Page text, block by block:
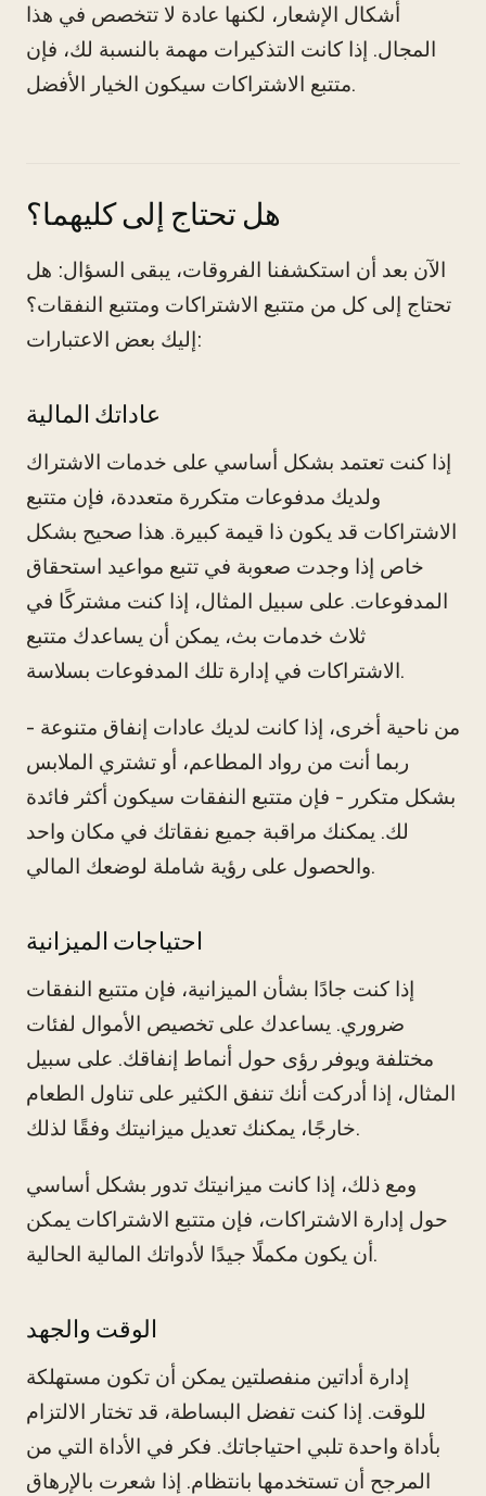
أشكال الإشعار، لكنها عادة لا تتخصص في هذا
المجال. إذا كانت التذكيرات مهمة بالنسبة لك، فإن
متتبع الاشتراكات سيكون الخيار الأفضل.
هل تحتاج إلى كليهما؟
الآن بعد أن استكشفنا الفروقات، يبقى السؤال: هل
تحتاج إلى كل من متتبع الاشتراكات ومتتبع النفقات؟
إليك بعض الاعتبارات:
عاداتك المالية
إذا كنت تعتمد بشكل أساسي على خدمات الاشتراك
ولديك مدفوعات متكررة متعددة، فإن متتبع
الاشتراكات قد يكون ذا قيمة كبيرة. هذا صحيح بشكل
خاص إذا وجدت صعوبة في تتبع مواعيد استحقاق
المدفوعات. على سبيل المثال، إذا كنت مشتركًا في
ثلاث خدمات بث، يمكن أن يساعدك متتبع
الاشتراكات في إدارة تلك المدفوعات بسلاسة.
من ناحية أخرى، إذا كانت لديك عادات إنفاق متنوعة -
ربما أنت من رواد المطاعم، أو تشتري الملابس
بشكل متكرر - فإن متتبع النفقات سيكون أكثر فائدة
لك. يمكنك مراقبة جميع نفقاتك في مكان واحد
والحصول على رؤية شاملة لوضعك المالي.
احتياجات الميزانية
إذا كنت جادًا بشأن الميزانية، فإن متتبع النفقات
ضروري. يساعدك على تخصيص الأموال لفئات
مختلفة ويوفر رؤى حول أنماط إنفاقك. على سبيل
المثال، إذا أدركت أنك تنفق الكثير على تناول الطعام
خارجًا، يمكنك تعديل ميزانيتك وفقًا لذلك.
ومع ذلك، إذا كانت ميزانيتك تدور بشكل أساسي
حول إدارة الاشتراكات، فإن متتبع الاشتراكات يمكن
أن يكون مكملًا جيدًا لأدواتك المالية الحالية.
الوقت والجهد
إدارة أداتين منفصلتين يمكن أن تكون مستهلكة
للوقت. إذا كنت تفضل البساطة، قد تختار الالتزام
بأداة واحدة تلبي احتياجاتك. فكر في الأداة التي من
المرجح أن تستخدمها بانتظام. إذا شعرت بالإرهاق